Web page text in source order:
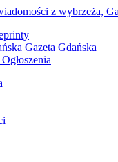
Gazeta Gdańska
Ogłoszenia